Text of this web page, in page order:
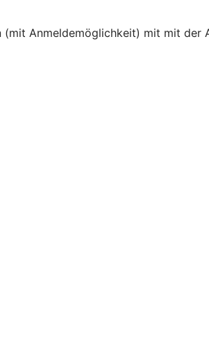
Anmeldemöglichkeit) mit mit